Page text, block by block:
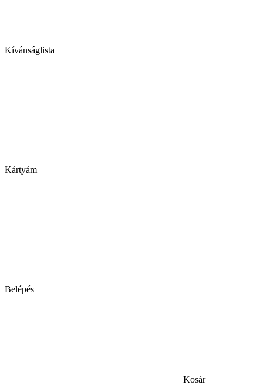
Kívánságlista
Kártyám
Belépés
Kosár